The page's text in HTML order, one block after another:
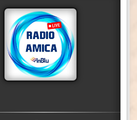
sono il Paese ospite
cui Russia, Germania e
padiglioni nazionali
importanti case editrici
cui Springer Nature, Penguin